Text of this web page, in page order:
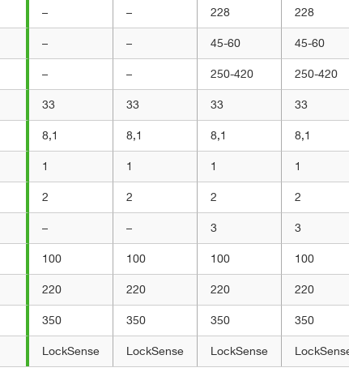
– – 228 228
– – 45-60 45-60
– – 250-420 250-420
33 33 33 33
8,1 8,1 8,1 8,1
1 1 1 1
2 2 2 2
– – 3 3
100 100 100 100
220 220 220 220
350 350 350 350
LockSense LockSense LockSense